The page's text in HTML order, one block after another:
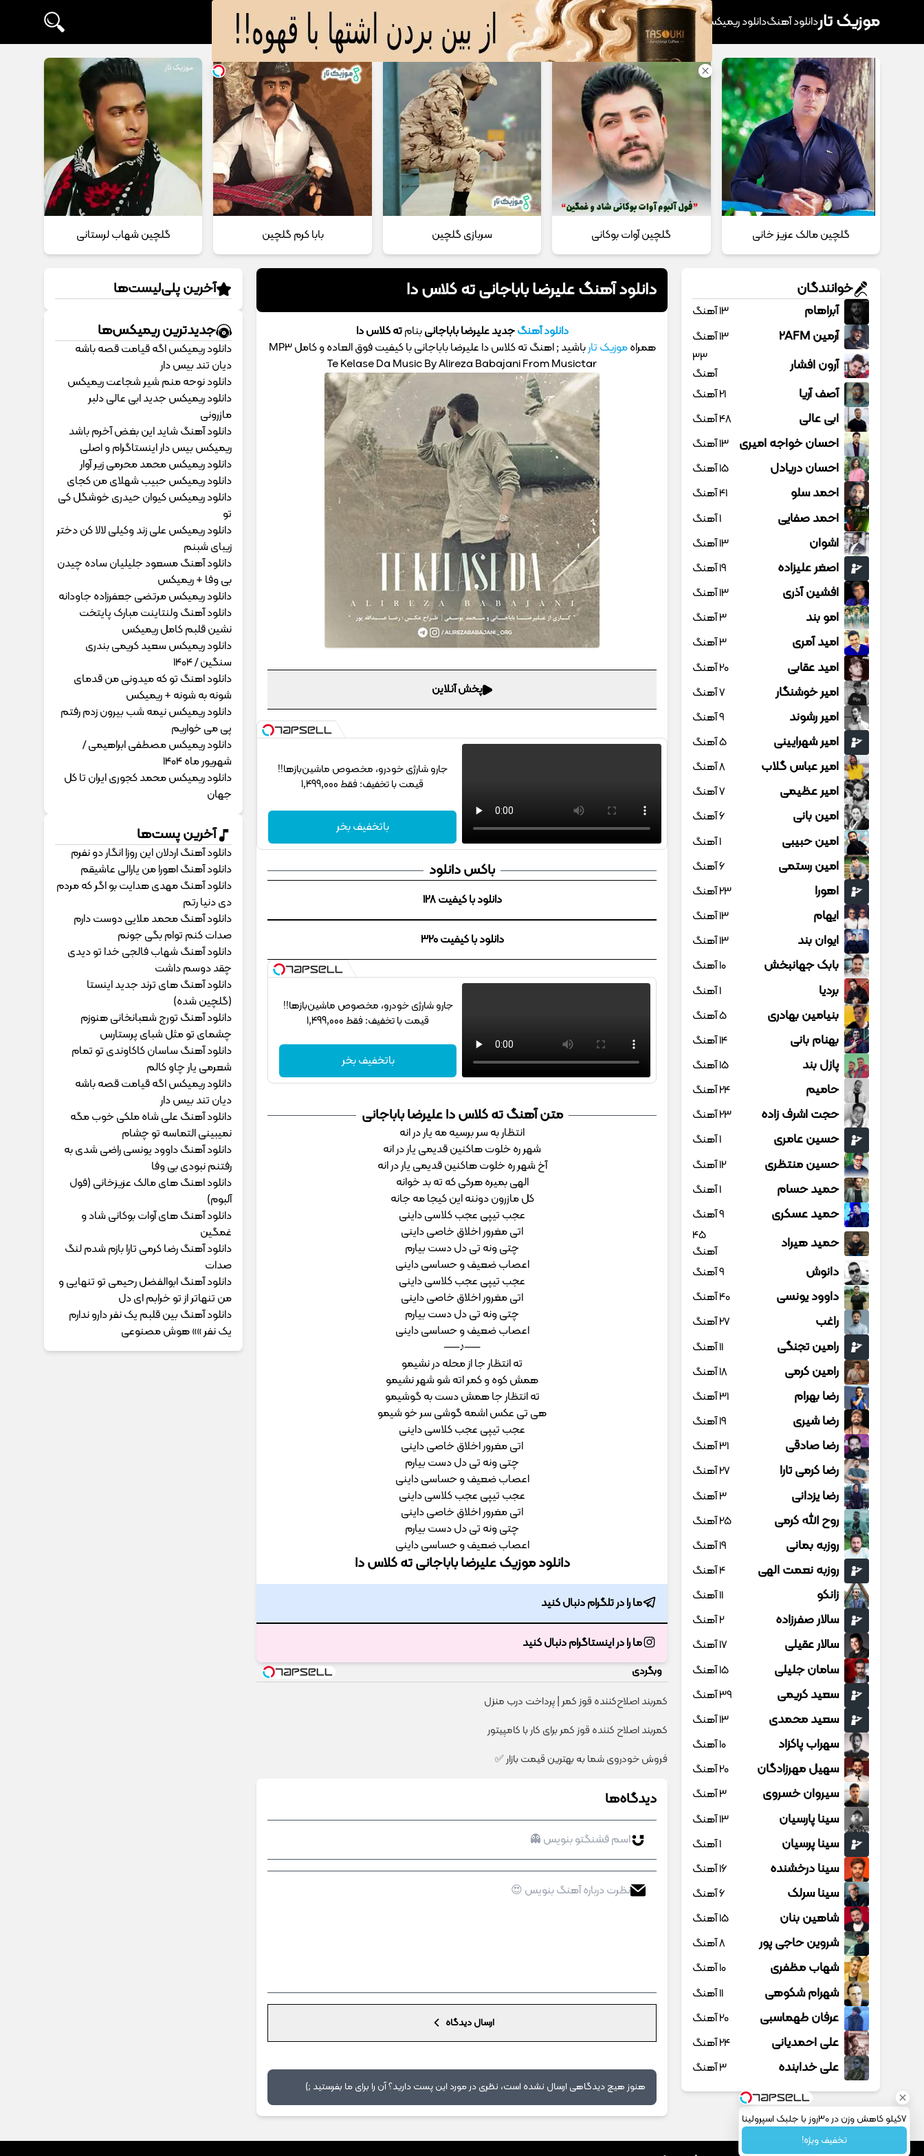
موزیک تاردانلود آهنگدانلود ریمیکسآهنگ پرطرفدار دانلود مداحیتماس با ما
گلچین مالک عزیز خانی گلچین آوات بوکانی سربازی گلچین بابا کرم گلچین گلچین شهاب لرستانی
دانلود آهنگ علیرضا باباجانی ته کلاس دا
دانلود آهنگجدید علیرضا باباجانیبنامته کلاس دا
همراهموزیک تارباشید ; اهنگ ته کلاس دا علیرضا باباجانی با کیفیت فوق العاده و کامل MP3
Te Kelase Da Music By Alireza Babajani From Musictar
پخش آنلاین
جارو شارژی خودرو، مخصوص ماشین‌باز‌ها!!
قیمت با تخفیف: فقط 1,499,000
باتخفیف بخر
باکس دانلود
دانلود با کیفیت 128
دانلود با کیفیت 320
جارو شارژی خودرو، مخصوص ماشین‌باز‌ها!!
قیمت با تخفیف: فقط 1,499,000
باتخفیف بخر
متن آهنگ ته کلاس دا علیرضا باباجانی
انتظار به سر برسیه مه یار در انه
شهر ره خلوت هاکنین قدیمی یار در انه
آخ شهر ره خلوت هاکنین قدیمی یار در انه
الهی بمیره هرکی که ته بد خوانه
کل مازرون دوننه این کیجا مه جانه
عجب تیپی عجب کلاسی داینی
اتی مغرور اخلاق خاصی داینی
چتی ونه تی دل دست بیارم
اعصاب ضعیف و حساسی داینی
عجب تیپی عجب کلاسی داینی
اتی مغرور اخلاق خاصی داینی
چتی ونه تی دل دست بیارم
اعصاب ضعیف و حساسی داینی
──♪──
ته انتظار جا از محله در نشیمو
همش کوه و کمر اته شو شهر نشیمو
ته انتظار جا همش دست به گوشیمو
هی تی عکس اشمه گوشی سر خو شیمو
عجب تیپی عجب کلاسی داینی
اتی مغرور اخلاق خاصی داینی
چتی ونه تی دل دست بیارم
اعصاب ضعیف و حساسی داینی
عجب تیپی عجب کلاسی داینی
اتی مغرور اخلاق خاصی داینی
چتی ونه تی دل دست بیارم
اعصاب ضعیف و حساسی داینی
دانلود موزیک علیرضا باباجانی ته کلاس دا
ما را در تلگرام دنبال کنید
ما را در اینستاگرام دنبال کنید
وبگردی
کمربند اصلاح‌کننده قوز کمر | پرداخت درب منزل
کمربند اصلاح کننده قوز کمر برای کار با کامپیتور
فروش خودروی شما به بهترین قیمت بازار ✅
دیدگاه‌ها
ارسال دیدگاه
هنوز هیچ دیدگاهی ارسال نشده است، نظری در مورد این پست دارید؟ آن را برای ما بفرستید ;)
خوانندگان
آبراهام 13 آهنگ
آرمین 2AFM 13 آهنگ
آرون افشار
33
آهنگ
آصف آریا 21 آهنگ
ابی عالی 48 آهنگ
احسان خواجه امیری 13 آهنگ
احسان دریادل 15 آهنگ
احمد سلو 41 آهنگ
احمد صفایی 1 آهنگ
اشوان 13 آهنگ
اصغر علیزاده 19 آهنگ
افشین آذری 13 آهنگ
امو بند 3 آهنگ
امید آمری 3 آهنگ
امید عقابی 20 آهنگ
امیر خوشنگار 7 آهنگ
امیر رشوند 9 آهنگ
امیر شهرایینی 5 آهنگ
امیر عباس گلاب 8 آهنگ
امیر عظیمی 7 آهنگ
امین بانی 6 آهنگ
امین حبیبی 1 آهنگ
امین رستمی 6 آهنگ
اهورا 23 آهنگ
ایهام 13 آهنگ
ایوان بند 13 آهنگ
بابک جهانبخش 10 آهنگ
بردیا 1 آهنگ
بنیامین بهادری 5 آهنگ
بهنام بانی 14 آهنگ
پازل بند 15 آهنگ
حامیم 24 آهنگ
حجت اشرف زاده 23 آهنگ
حسین عامری 1 آهنگ
حسین منتظری 12 آهنگ
حمید حسام 1 آهنگ
حمید عسکری 9 آهنگ
حمید هیراد
45
آهنگ
دانوش 9 آهنگ
داوود یونسی 40 آهنگ
راغب 27 آهنگ
رامین تجنگی 11 آهنگ
رامین کرمی 18 آهنگ
رضا بهرام 31 آهنگ
رضا شیری 19 آهنگ
رضا صادقی 31 آهنگ
رضا کرمی تارا 27 آهنگ
رضا یزدانی 3 آهنگ
روح الله کرمی 25 آهنگ
روزبه بمانی 19 آهنگ
روزبه نعمت الهی 4 آهنگ
زانکو 11 آهنگ
سالار صفرزاده 2 آهنگ
سالار عقیلی 17 آهنگ
سامان جلیلی 15 آهنگ
سعید کریمی 39 آهنگ
سعید محمدی 13 آهنگ
سهراب پاکزاد 10 آهنگ
سهیل مهرزادگان 20 آهنگ
سیروان خسروی 3 آهنگ
سینا پارسیان 13 آهنگ
سینا پرسیان 1 آهنگ
سینا درخشنده 16 آهنگ
سینا سرلک 6 آهنگ
شاهین بنان 15 آهنگ
شروین حاجی پور 8 آهنگ
شهاب مظفری 10 آهنگ
شهرام شکوهی 11 آهنگ
عرفان طهماسبی 20 آهنگ
علی احمدیانی 24 آهنگ
علی خدابنده 3 آهنگ
علی رمضانپور 1 آهنگ
علی زند وکیلی
علی عباسی 6 آهنگ
آخرین پلی‌لیست‌ها
جدیدترین ریمیکس‌ها
دانلود ریمیکس اگه قیامت قصه باشه
دیان تند بیس دار
دانلود نوحه منم شیر شجاعت ریمیکس
دانلود ریمیکس جدید ابی عالی دلبر
مازرونی
دانلود آهنگ شاید این بغض آخرم باشد
ریمیکس بیس دار اینستاگرام و اصلی
دانلود ریمیکس محمد محرمی زیر آوار
دانلود ریمیکس حبیب شهلای من کجای
دانلود ریمیکس کیوان حیدری خوشگل کی
تو
دانلود ریمیکس علی زند وکیلی لالا کن دختر
زیبای شبنم
دانلود آهنگ مسعود جلیلیان ساده چیدن
بی وفا + ریمیکس
دانلود ریمیکس مرتضی جعفرزاده جاودانه
دانلود آهنگ ولنتاینت مبارک پایتخت
نشین قلبم کامل ریمیکس
دانلود ریمیکس سعید کریمی بندری
سنگین / 1404
دانلود اهنگ تو که میدونی من قدمای
شونه به شونه + ریمیکس
دانلود ریمیکس نیمه شب بیرون زدم رفتم
پی می خواریم
دانلود ریمیکس مصطفی ابراهیمی /
شهریور ماه 1404
دانلود ریمیکس محمد کجوری ایران تا کل
جهان
آخرین پست‌ها
دانلود آهنگ اردلان این روزا انگار دو نفرم
دانلود آهنگ اهورا من یارالی عاشیقم
دانلود آهنگ مهدی هدایت بو اگر که مردم
دی دنیا رتم
دانلود آهنگ محمد ملایی دوﺳﺖ دارم
ﺻﺪات ﻛﻨﻢ ﺗﻮام ﺑﮕﻰ ﺟﻮﻧﻢ
دانلود آهنگ شهاب فالجی خدا تو دیدی
چقد دوسم داشت
دانلود آهنگ های ترند جدید اینستا
(گلچین شده)
دانلود آهنگ تورج شعبانخانی هنوزم
چشمای تو مثل شبای پرستارس
دانلود آهنگ ساسان کاکاوندی تو تمام
شعرمی یار چاو کالم
دانلود ریمیکس اگه قیامت قصه باشه
دیان تند بیس دار
دانلود آهنگ علی شاه ملکی خوب مگه
نمیبینی التماسه تو چشام
دانلود آهنگ داوود یونسی راﺿﻰ ﺷﺪی ﺑﻪ
رﻓﺘﻨﻢ ﻧﺒﻮدی ﺑﻰ وﻓﺎ
دانلود اهنگ های مالک عزیزخانی (فول
آلبوم)
دانلود آهنگ های آوات بوکانی شاد و
غمگین
دانلود آهنگ رضا کرمی تارا بازم شدم لنگ
صدات
دانلود آهنگ ابوالفضل رحیمی ﺗﻮ ﺗﻨﻬﺎﻳﻰ و
ﻣﻦ ﺗﻨﻬﺎﺗﺮ از ﺗﻮ ﺧﺮاﺑﻢ ای دل
دانلود آهنگ بین قلبم یک نفر دارو ندارم
یک نفر »» هوش مصنوعی
7کیلو کاهش وزن در 30روز با جلبک اسپرولینا
تخفیف ویژه!